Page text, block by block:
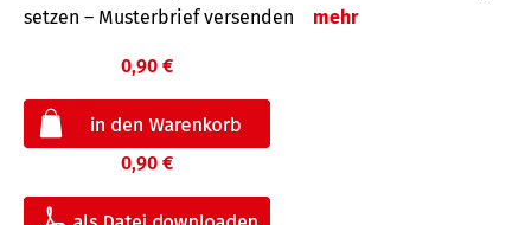
setzen – Musterbrief versenden
mehr
0,90 €
0,90 €